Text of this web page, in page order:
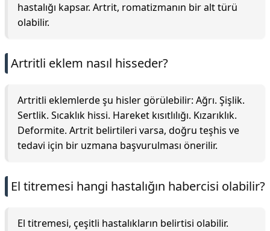
hastalığı kapsar. Artrit, romatizmanın bir alt türü
olabilir.
Artritli eklem nasıl hisseder?
Artritli eklemlerde şu hisler görülebilir: Ağrı. Şişlik.
Sertlik. Sıcaklık hissi. Hareket kısıtlılığı. Kızarıklık.
Deformite. Artrit belirtileri varsa, doğru teşhis ve
tedavi için bir uzmana başvurulması önerilir.
El titremesi hangi hastalığın habercisi olabilir?
El titremesi, çeşitli hastalıkların belirtisi olabilir.